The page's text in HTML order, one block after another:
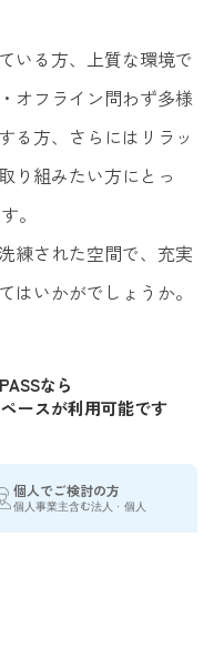
いる方、上質な環境で
オフライン問わず多様
る方、さらにはリラッ
り組みたい方にとっ
。
練された空間で、充実
はいかがでしょうか。
なら
ースが利用可能です
個人でご検討の方
個人事業主含む法人・個人